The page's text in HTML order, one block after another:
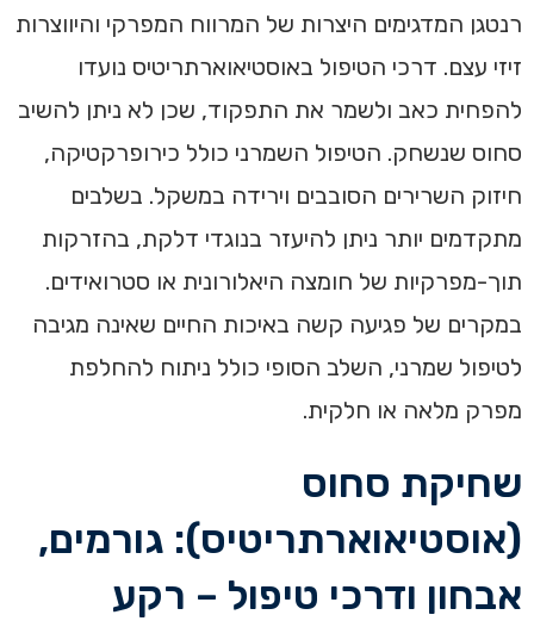
רנטגן המדגימים היצרות של המרווח המפרקי והיווצרות
זיזי עצם. דרכי הטיפול באוסטיאוארתריטיס נועדו
להפחית כאב ולשמר את התפקוד, שכן לא ניתן להשיב
סחוס שנשחק. הטיפול השמרני כולל כירופרקטיקה,
חיזוק השרירים הסובבים וירידה במשקל. בשלבים
מתקדמים יותר ניתן להיעזר בנוגדי דלקת, בהזרקות
תוך-מפרקיות של חומצה היאלורונית או סטרואידים.
במקרים של פגיעה קשה באיכות החיים שאינה מגיבה
לטיפול שמרני, השלב הסופי כולל ניתוח להחלפת
מפרק מלאה או חלקית.
שחיקת סחוס
(אוסטיאוארתריטיס): גורמים,
אבחון ודרכי טיפול – רקע